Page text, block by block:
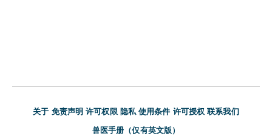
关于 免责声明 许可权限 隐私 使用条件 许可授权 联系我们
兽医手册（仅有英文版）